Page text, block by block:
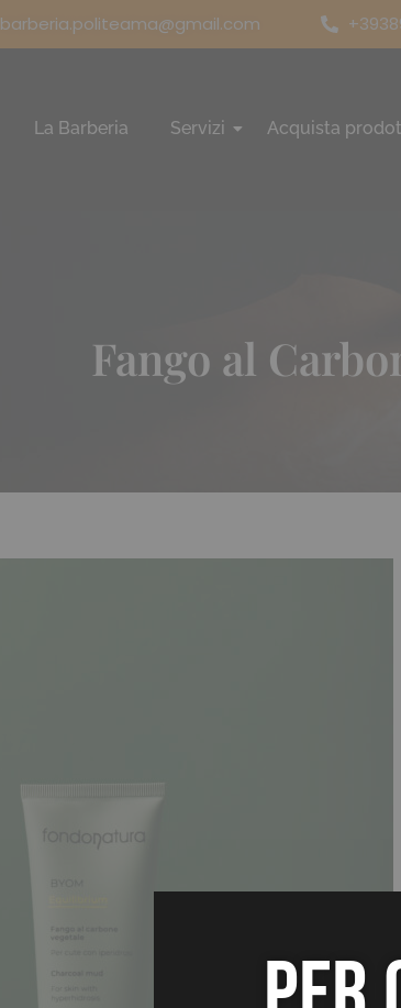
barberia.politeama@gmail.com
La Barberia Servizi Acquista
Fango al